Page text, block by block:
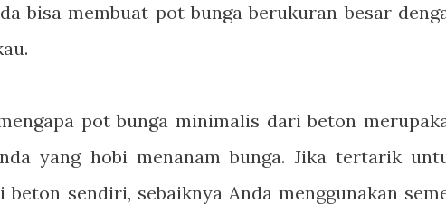
bisa membuat pot bunga berukuran besar
pot bunga minimalis dari beton
yang hobi menanam bunga. Jika tertarik
sendiri, sebaiknya Anda menggunakan